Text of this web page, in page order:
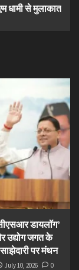
धामी से मुलाकात
डायलॉग’
उद्योग जगत के
पर मंथन
July 10, 2026 0